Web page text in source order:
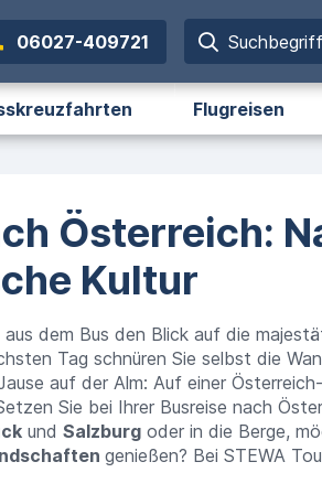
06027-409721
Flugreisen
Österreich:
Kultur
dem Bus den Blick auf die
Tag schnüren Sie selbst die
auf der Alm: Auf einer
Sie bei Ihrer Busreise nach
und Salzburg oder in die Berge,
genießen? Bei STEWA